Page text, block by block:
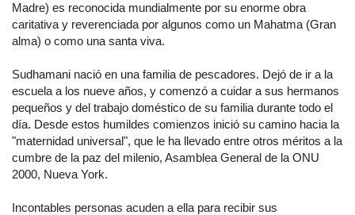
Madre) es reconocida mundialmente por su enorme obra
caritativa y reverenciada por algunos como un Mahatma (Gran
alma) o como una santa viva.
Sudhamani nació en una familia de pescadores. Dejó de ir a la
escuela a los nueve años, y comenzó a cuidar a sus hermanos
pequeños y del trabajo doméstico de su familia durante todo el
día. Desde estos humildes comienzos inició su camino hacia la
"maternidad universal", que le ha llevado entre otros méritos a la
cumbre de la paz del milenio, Asamblea General de la ONU
2000, Nueva York.
Incontables personas acuden a ella para recibir sus